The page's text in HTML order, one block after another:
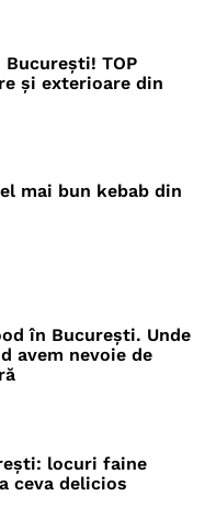
TOP
și exterioare din
mai bun kebab din
în București. Unde
avem nevoie de
locuri faine
ceva delicios